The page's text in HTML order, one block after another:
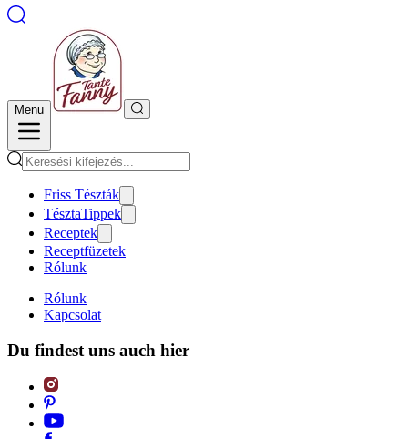
Menu
Friss Tészták
TésztaTippek
Receptek
Receptfüzetek
Rólunk
Rólunk
Kapcsolat
Du findest uns auch hier